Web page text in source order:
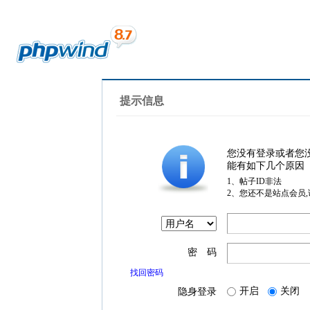
提示信息
您没有登录或者您
能有如下几个原因
1、帖子ID非法
2、您还不是站点会员
密 码
找回密码
隐身登录 开启 关闭